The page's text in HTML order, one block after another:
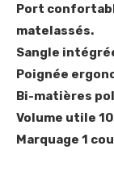
Port
matelassés.
Sangle
Poignée
Bi-matières
Volume utile
Marquage 1